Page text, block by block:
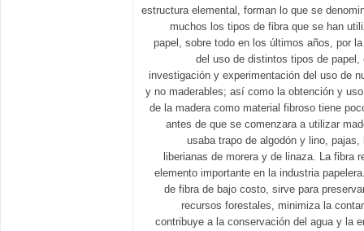
estructura elemental, forman lo que se
muchos los tipos de fibra que se han
papel, sobre todo en los últimos años, por
del uso de distintos tipos de
investigación y experimentación del uso de
y no maderables; así como la obtención y
de la madera como material fibroso tiene
antes de que se comenzara a utilizar
usaba trapo de algodón y lino,
liberianas de morera y de linaza. La fibra
elemento importante en la industria
de fibra de bajo costo, sirve para
recursos forestales, minimiza la
contribuye a la conservación del agua y la